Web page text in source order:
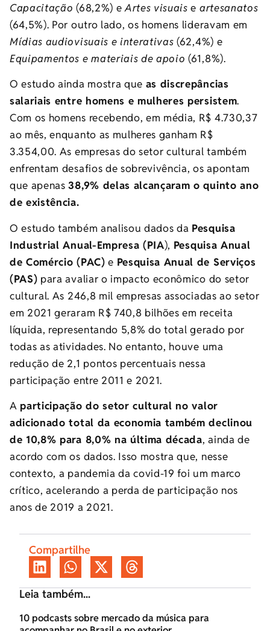
Capacitação (68,2%) eArtes visuais e artesanatos
(64,5%). Por outro lado, os homens lideravam em
Mídias audiovisuais e interativas (62,4%) e
Equipamentos e materiais de apoio (61,8%).
O estudo ainda mostra que as discrepâncias
salariais entre homens e mulheres persistem.
Com os homens recebendo, em média, R$ 4.730,37
ao mês, enquanto as mulheres ganham R$
3.354,00. As empresas do setor cultural também
enfrentam desafios de sobrevivência, os apontam
que apenas38,9% delas alcançaram o quinto ano
de existência.
O estudo também analisou dados da Pesquisa
Industrial Anual-Empresa (PIA), Pesquisa Anual
de Comércio (PAC) e Pesquisa Anual de Serviços
(PAS) para avaliar o impacto econômico do setor
cultural. As 246,8 mil empresas associadas ao setor
em 2021 geraram R$ 740,8 bilhões em receita
líquida, representando 5,8% do total gerado por
todas as atividades. No entanto, houve uma
redução de 2,1 pontos percentuais nessa
participação entre 2011 e 2021.
A participação do setor cultural no valor
adicionado total da economia também declinou
de 10,8% para 8,0% na última década, ainda de
acordo com os dados. Isso mostra que, nesse
contexto, a pandemia da covid-19 foi um marco
crítico, acelerando a perda de participação nos
anos de 2019 a 2021.
Compartilhe
Leia também...
10 podcasts sobre mercado da música para